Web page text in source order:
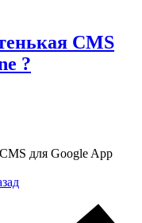
CMS
?
для Google App